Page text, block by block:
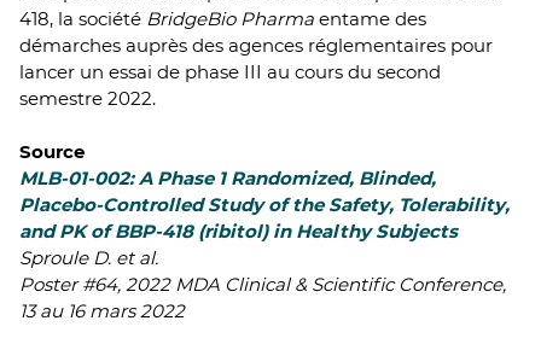
418, la société BridgeBio Pharma entame des
démarches auprès des agences réglementaires pour
lancer un essai de phase III au cours du second
semestre 2022.
Source
MLB-01-002: A Phase 1 Randomized, Blinded,
Placebo-Controlled Study of the Safety, Tolerability,
and PK of BBP-418 (ribitol) in Healthy Subjects
Sproule D. et al.
Poster #64, 2022 MDA Clinical & Scientific Conference,
13 au 16 mars 2022